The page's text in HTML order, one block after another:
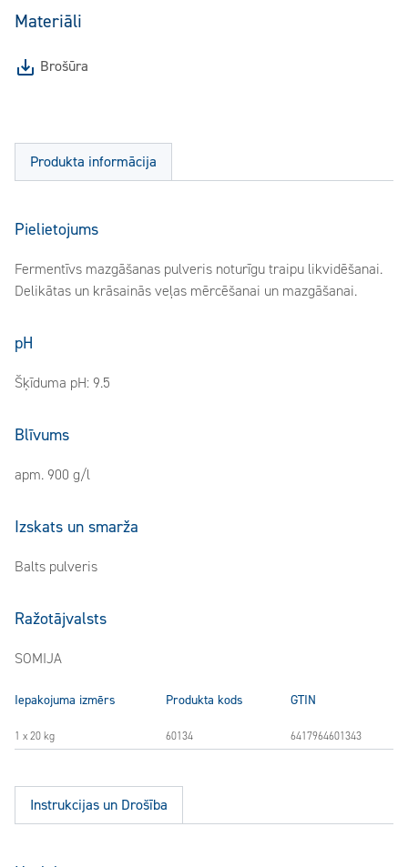
Materiāli
Brošūra
Produkta informācija
Pielietojums
Fermentīvs mazgāšanas pulveris noturīgu traipu likvidēšanai.
Delikātas un krāsainās veļas mērcēšanai un mazgāšanai.
pH
Šķīduma pH: 9.5
Blīvums
apm. 900 g/l
Izskats un smarža
Balts pulveris
Ražotājvalsts
SOMIJA
Iepakojuma izmērs Produkta kods GTIN
1 x 20 kg 60134 6417964601343
Instrukcijas un Drošība